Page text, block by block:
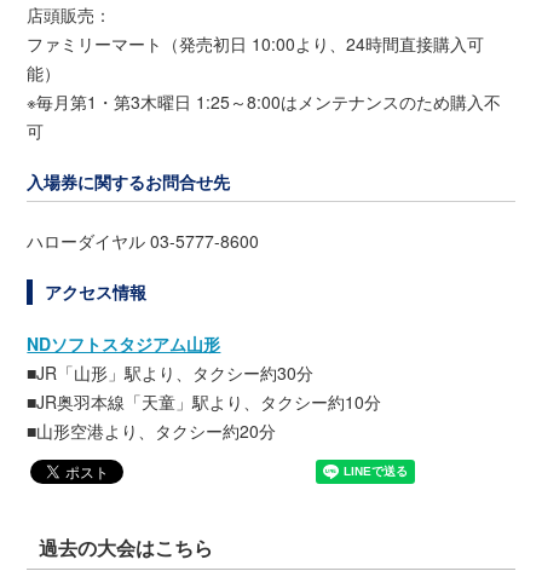
店頭販売：
ファミリーマート（発売初日 10:00より、24時間直接購入可
能）
※毎月第1・第3木曜日 1:25～8:00はメンテナンスのため購入不
可
入場券に関するお問合せ先
ハローダイヤル 03-5777-8600
アクセス情報
NDソフトスタジアム山形
■JR「山形」駅より、タクシー約30分
■JR奥羽本線「天童」駅より、タクシー約10分
■山形空港より、タクシー約20分
過去の大会はこちら